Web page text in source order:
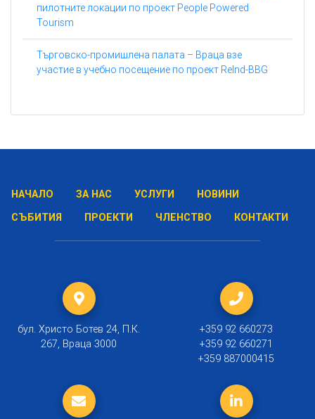
пилотните локации по проект People Powered
Tourism
Търговско-промишлена палата – Враца взе
участие в учебно посещение по проект ReInd-BBG
НАЧАЛО ЗА НАС УСЛУГИ
НОВИНИ
СЪБИТИЯ
ПРОЕКТИ ЧЛЕНСТВО КОНТАКТИ
бул. Христо Ботев 24, П.К.
267, Враца 3000
+359 92 660273
+359 92 660271
+359 887000415